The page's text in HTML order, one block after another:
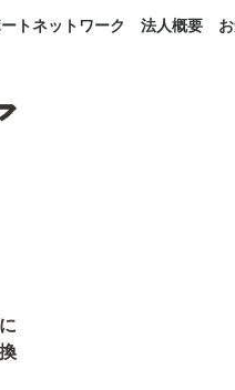
トネットワーク 法人概要